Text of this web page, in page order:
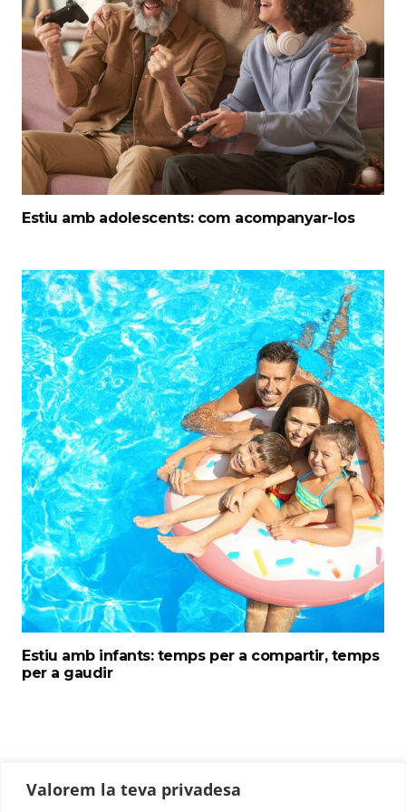
Valorem la teva privadesa
Estiu amb adolescents: com acompanyar-los
Estiu amb infants: temps per a compartir, temps
per a gaudir